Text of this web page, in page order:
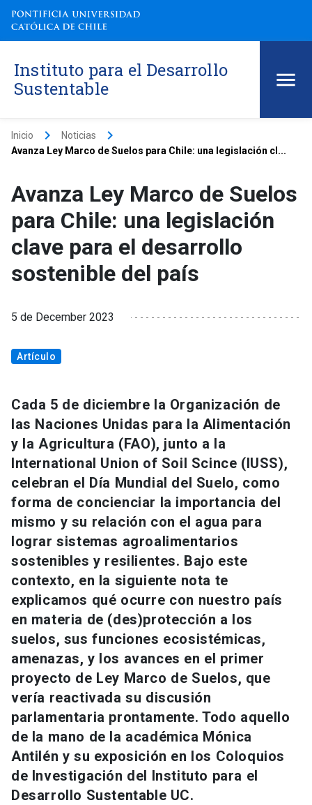
Instituto para el Desarrollo
Sustentable
Inicio keyboard_arrow_right Noticias keyboard_arrow_right
Avanza Ley Marco de Suelos para Chile: una legislación cl...
Avanza Ley Marco de Suelos
para Chile: una legislación
clave para el desarrollo
sostenible del país
5 de December 2023
Artículo
Cada 5 de diciembre la Organización de
las Naciones Unidas para la Alimentación
y la Agricultura (FAO), junto a la
International Union of Soil Scince (IUSS),
celebran el Día Mundial del Suelo, como
forma de concienciar la importancia del
mismo y su relación con el agua para
lograr sistemas agroalimentarios
sostenibles y resilientes. Bajo este
contexto, en la siguiente nota te
explicamos qué ocurre con nuestro país
en materia de (des)protección a los
suelos, sus funciones ecosistémicas,
amenazas, y los avances en el primer
proyecto de Ley Marco de Suelos, que
vería reactivada su discusión
parlamentaria prontamente. Todo aquello
de la mano de la académica Mónica
Antilén y su exposición en los Coloquios
de Investigación del Instituto para el
Desarrollo Sustentable UC.